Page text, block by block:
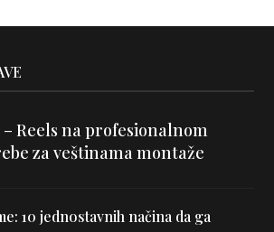
Reels na profesionalnom
za veštinama montaže
10 jednostavnih načina da ga